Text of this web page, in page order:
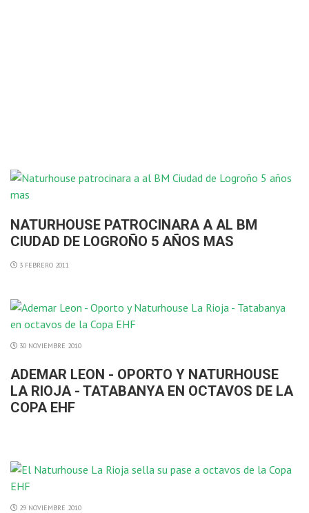
NATURHOUSE PATROCINARA A AL BM
CIUDAD DE LOGROÑO 5 AÑOS MAS
3 FEBRERO 2011
30 NOVIEMBRE 2010
ADEMAR LEON - OPORTO Y NATURHOUSE
LA RIOJA - TATABANYA EN OCTAVOS DE LA
COPA EHF
29 NOVIEMBRE 2010